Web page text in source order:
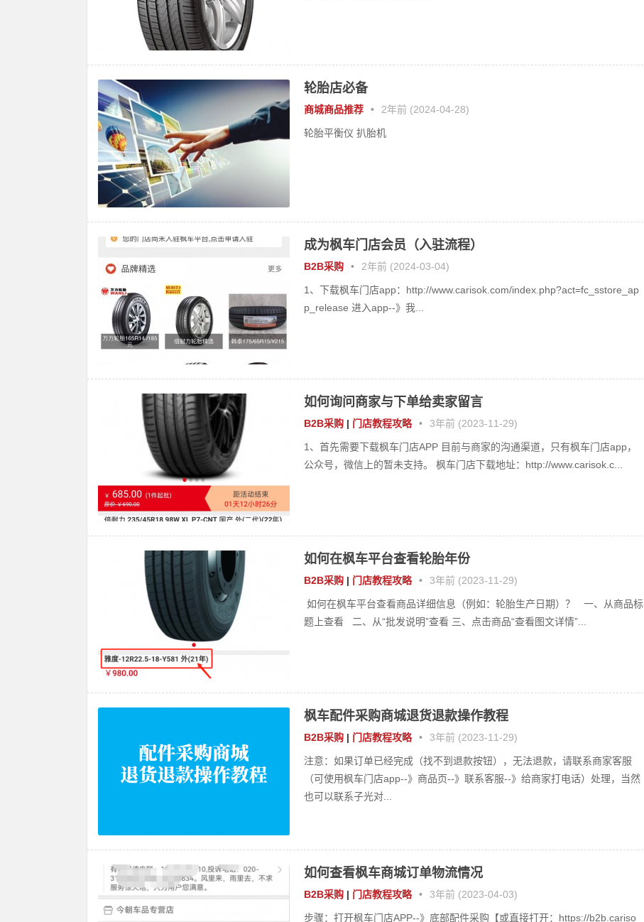
轮胎店必备
商城商品推荐 • 2年前 (2024-04-28)
轮胎平衡仪 扒胎机
成为枫车门店会员（入驻流程）
B2B采购 • 2年前 (2024-03-04)
1、下载枫车门店app：http://www.carisok.com/index.php?act=fc_sstore_ap
p_release 进入app--》我...
如何询问商家与下单给卖家留言
B2B采购 | 门店教程攻略 • 3年前 (2023-11-29)
1、首先需要下载枫车门店APP 目前与商家的沟通渠道，只有枫车门店app，
公众号，微信上的暂未支持。 枫车门店下载地址：http://www.carisok.c...
如何在枫车平台查看轮胎年份
B2B采购 | 门店教程攻略 • 3年前 (2023-11-29)
如何在枫车平台查看商品详细信息（例如：轮胎生产日期）？ 一、从商品标
题上查看 二、从“批发说明”查看 三、点击商品“查看图文详情”...
枫车配件采购商城退货退款操作教程
B2B采购 | 门店教程攻略 • 3年前 (2023-11-29)
注意：如果订单已经完成（找不到退款按钮），无法退款，请联系商家客服
（可使用枫车门店app--》商品页--》联系客服--》给商家打电话）处理，当然
也可以联系子光对...
如何查看枫车商城订单物流情况
B2B采购 | 门店教程攻略 • 3年前 (2023-04-03)
步骤：打开枫车门店APP--》底部配件采购【或直接打开：https://b2b.cariso